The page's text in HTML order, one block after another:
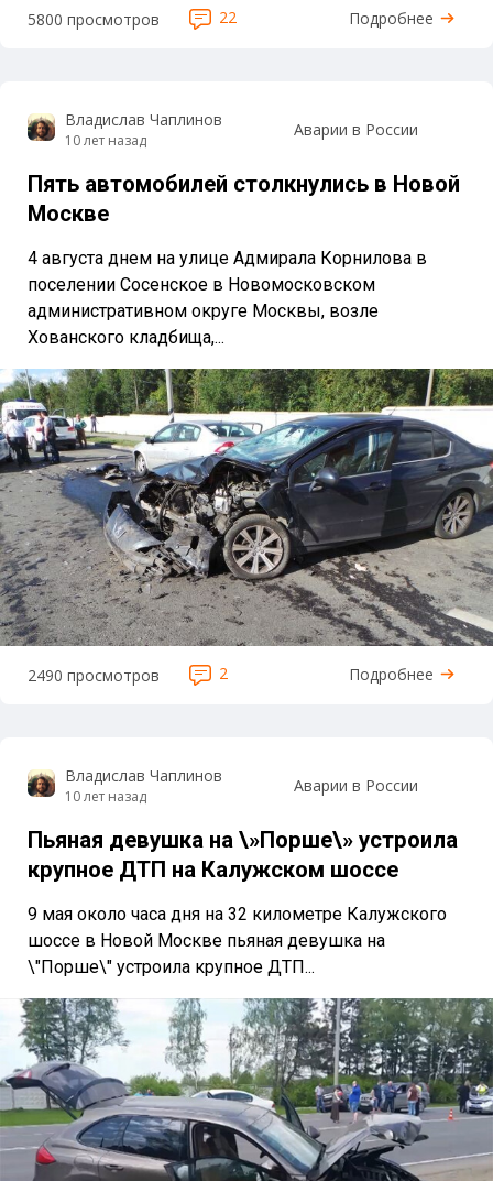
5800 просмотров 22 Подробнее
Владислав Чаплинов
10 лет назад Аварии в России
Пять автомобилей столкнулись в Новой
Москве
4 августа днем на улице Адмирала Корнилова в
поселении Сосенское в Новомосковском
административном округе Москвы, возле
Хованского кладбища,...
2490 просмотров 2 Подробнее
Владислав Чаплинов
10 лет назад Аварии в России
Пьяная девушка на \»Порше\» устроила
крупное ДТП на Калужском шоссе
9 мая около часа дня на 32 километре Калужского
шоссе в Новой Москве пьяная девушка на
\"Порше\" устроила крупное ДТП...